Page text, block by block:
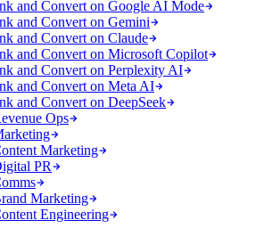
and Convert on Google AI Mode
and Convert on Gemini
and Convert on Claude
and Convert on Microsoft Copilot
and Convert on Perplexity AI
and Convert on Meta AI
and Convert on DeepSeek
Ops
Marketing
PR
Marketing
Engineering